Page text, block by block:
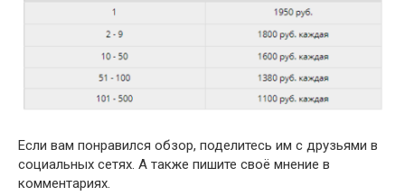
Если вам понравился обзор, поделитесь им с друзьями в
социальных сетях. А также пишите своё мнение в
комментариях.